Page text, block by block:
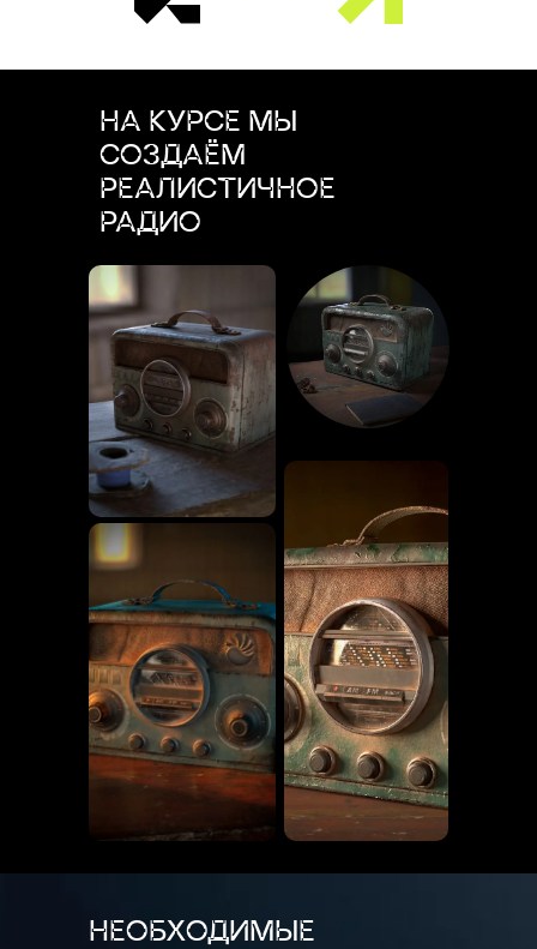
НА КУРСЕ МЫ
СОЗДАЁМ
РЕАЛИСТИЧНОЕ
РАДИО
НЕОБХОДИМЫЕ